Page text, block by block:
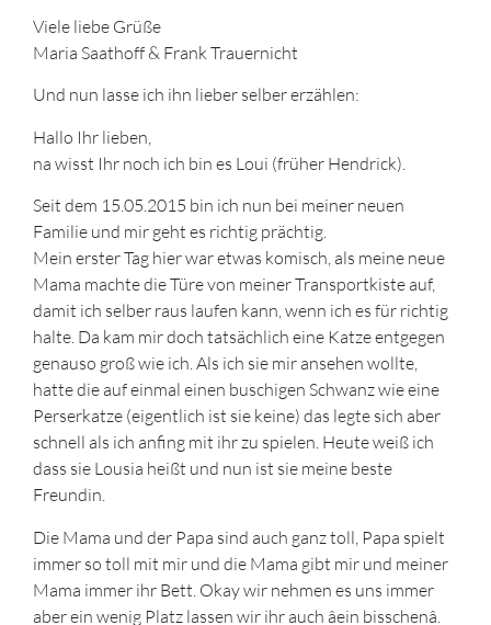
Viele liebe Grüße
Maria Saathoff & Frank Trauernicht
Und nun lasse ich ihn lieber selber erzählen:
Hallo Ihr lieben,
na wisst Ihr noch ich bin es Loui (früher Hendrick).
Seit dem 15.05.2015 bin ich nun bei meiner neuen
Familie und mir geht es richtig prächtig.
Mein erster Tag hier war etwas komisch, als meine neue
Mama machte die Türe von meiner Transportkiste auf,
damit ich selber raus laufen kann, wenn ich es für richtig
halte. Da kam mir doch tatsächlich eine Katze entgegen
genauso groß wie ich. Als ich sie mir ansehen wollte,
hatte die auf einmal einen buschigen Schwanz wie eine
Perserkatze (eigentlich ist sie keine) das legte sich aber
schnell als ich anfing mit ihr zu spielen. Heute weiß ich
dass sie Lousia heißt und nun ist sie meine beste
Freundin.
Die Mama und der Papa sind auch ganz toll, Papa spielt
immer so toll mit mir und die Mama gibt mir und meiner
Mama immer ihr Bett. Okay wir nehmen es uns immer
aber ein wenig Platz lassen wir ihr auch âein bisschenâ.